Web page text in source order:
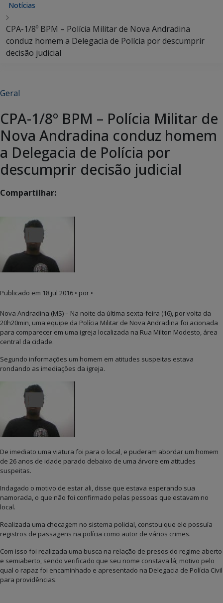
Notícias
CPA-1/8º BPM – Polícia Militar de Nova Andradina
conduz homem a Delegacia de Polícia por descumprir
decisão judicial
Geral
CPA-1/8º BPM – Polícia Militar de
Nova Andradina conduz homem
a Delegacia de Polícia por
descumprir decisão judicial
Compartilhar:
Publicado em 18 jul 2016 • por •
Nova Andradina (MS) – Na noite da última sexta-feira (16), por volta da
20h20min, uma equipe da Polícia Militar de Nova Andradina foi acionada
para comparecer em uma igreja localizada na Rua Milton Modesto, área
central da cidade.
Segundo informações um homem em atitudes suspeitas estava
rondando as imediações da igreja.
De imediato uma viatura foi para o local, e puderam abordar um homem
de 26 anos de idade parado debaixo de uma árvore em atitudes
suspeitas.
Indagado o motivo de estar ali, disse que estava esperando sua
namorada, o que não foi confirmado pelas pessoas que estavam no
local.
Realizada uma checagem no sistema policial, constou que ele possuía
registros de passagens na polícia como autor de vários crimes.
Com isso foi realizada uma busca na relação de presos do regime aberto
e semiaberto, sendo verificado que seu nome constava lá; motivo pelo
qual o rapaz foi encaminhado e apresentado na Delegacia de Polícia Civil
para providências.